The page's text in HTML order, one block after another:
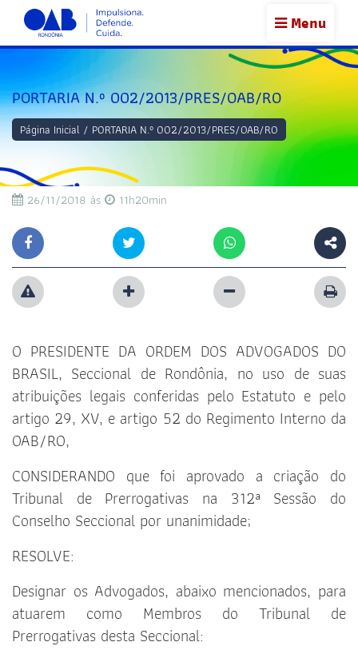
Menu
PORTARIA N.º 002/2013/PRES/OAB/RO
Página Inicial / PORTARIA N.º 002/2013/PRES/OAB/RO
26/11/2018 às 11h20min
O PRESIDENTE DA ORDEM DOS ADVOGADOS DO
BRASIL, Seccional de Rondônia, no uso de suas
atribuições legais conferidas pelo Estatuto e pelo
artigo 29, XV, e artigo 52 do Regimento Interno da
OAB/RO,
CONSIDERANDO que foi aprovado a criação do
Tribunal de Prerrogativas na 312ª Sessão do
Conselho Seccional por unanimidade;
RESOLVE:
Designar os Advogados, abaixo mencionados, para
atuarem como Membros do Tribunal de
Prerrogativas desta Seccional: